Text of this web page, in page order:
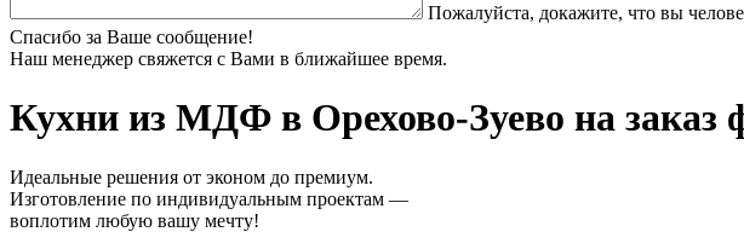
Пожалуйста, докажите, что вы
Спасибо за Ваше сообщение!
Наш менеджер свяжется с Вами в ближайшее время.
Кухни из МДФ в Орехово-Зуево на заказ
Идеальные решения от эконом до премиум.
Изготовление по индивидуальным проектам —
воплотим любую вашу мечту!